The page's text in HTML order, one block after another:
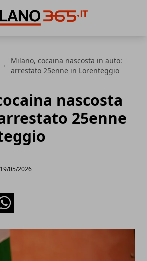
Milano, cocaina nascosta in auto:
arrestato 25enne in Lorenteggio
nascosta
25enne
19/05/2026